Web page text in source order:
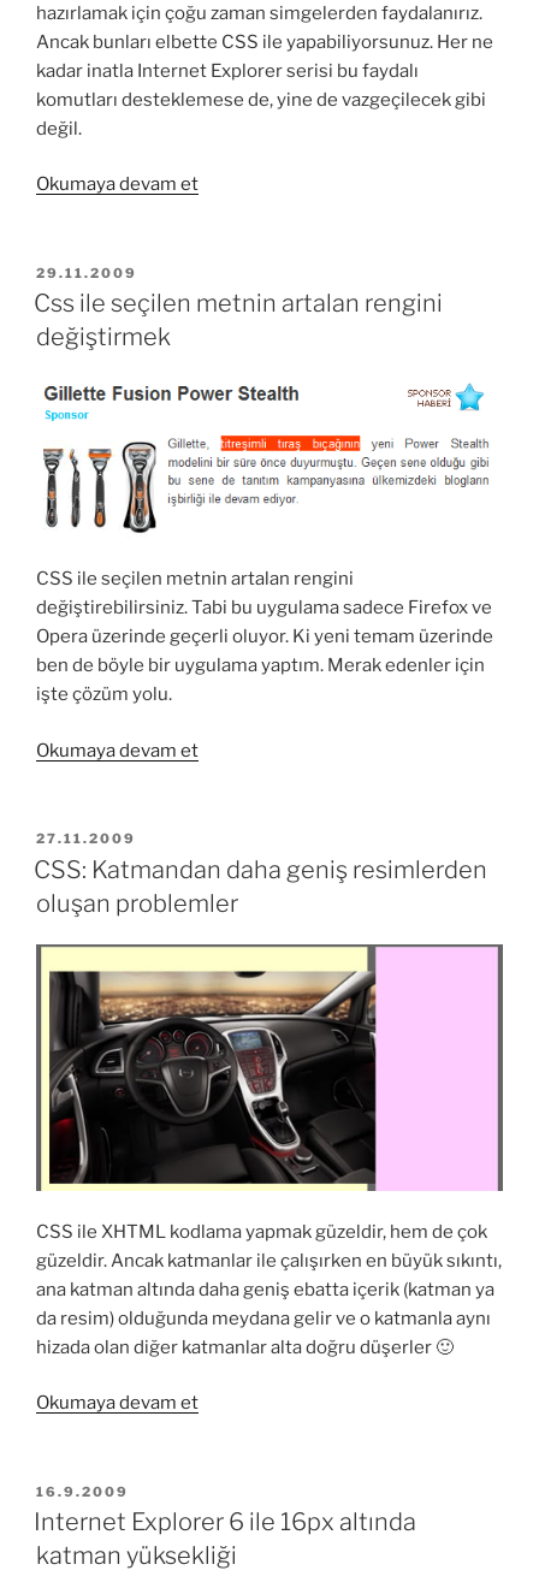
hazırlamak için çoğu zaman simgelerden faydalanırız.
Ancak bunları elbette CSS ile yapabiliyorsunuz. Her ne
kadar inatla Internet Explorer serisi bu faydalı
komutları desteklemese de, yine de vazgeçilecek gibi
değil.
Okumaya devam et“CSS
oval
çerçeveleri
uygulamaları”
YAYIM
TARIHI
29.11.2009
Css ile seçilen metnin artalan rengini
değiştirmek
CSS ile seçilen metnin artalan rengini
değiştirebilirsiniz. Tabi bu uygulama sadece Firefox ve
Opera üzerinde geçerli oluyor. Ki yeni temam üzerinde
ben de böyle bir uygulama yaptım. Merak edenler için
işte çözüm yolu.
Okumaya devam et“Css
artalan
rengini
YAYIM
TARIHI
27.11.2009
CSS: Katmandan daha geniş resimlerden
oluşan problemler
CSS ile XHTML kodlama yapmak güzeldir, hem de çok
güzeldir. Ancak katmanlar ile çalışırken en büyük sıkıntı,
ana katman altında daha geniş ebatta içerik (katman ya
da resim) olduğunda meydana gelir ve o katmanla aynı
hizada olan diğer katmanlar alta doğru düşerler 🙂
Okumaya devam et“CSS:
resimlerden
oluşan
problemler”
YAYIM
TARIHI
16.9.2009
Internet Explorer 6 ile 16px altında
katman yüksekliği